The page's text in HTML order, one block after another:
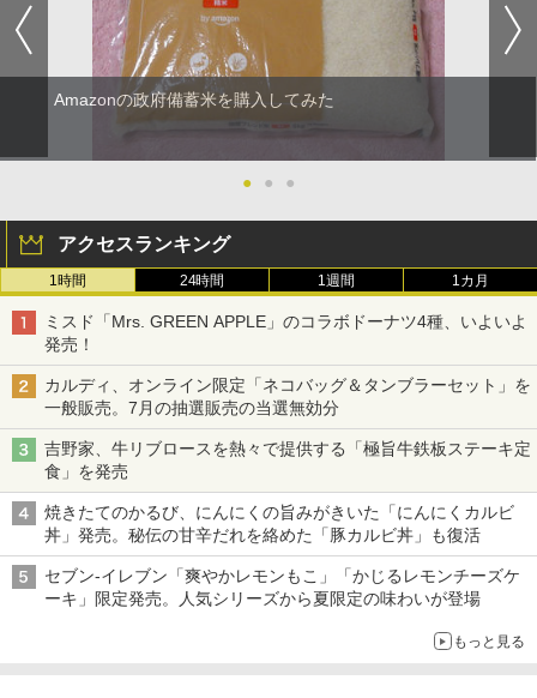
Amazonの政府備蓄米を購入してみた
● ● ●
アクセスランキング
1時間 24時間 1週間 1カ月
ミスド「Mrs. GREEN APPLE」のコラボドーナツ4種、いよいよ
発売！
カルディ、オンライン限定「ネコバッグ＆タンブラーセット」を
一般販売。7月の抽選販売の当選無効分
吉野家、牛リブロースを熱々で提供する「極旨牛鉄板ステーキ定
食」を発売
焼きたてのかるび、にんにくの旨みがきいた「にんにくカルビ
丼」発売。秘伝の甘辛だれを絡めた「豚カルビ丼」も復活
セブン-イレブン「爽やかレモンもこ」「かじるレモンチーズケ
ーキ」限定発売。人気シリーズから夏限定の味わいが登場
もっと見る